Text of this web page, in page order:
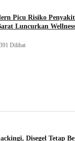
Picu Risiko
Luncurkan
Dilihat
Disegel Tetap